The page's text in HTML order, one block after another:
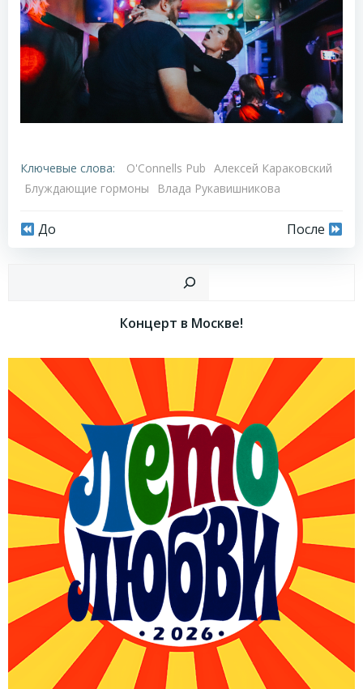
Ключевые слова: O'Connells Pub Алексей Караковский
Блуждающие гормоны
Влада Рукавишникова
Навигация
записям
До
Навигация
по
записям
После
Концерт в Москве!